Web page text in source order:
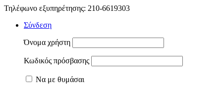
Τηλέφωνο εξυπηρέτησης: 210-6619303
Σύνδεση
Όνομα χρήστη
Κωδικός πρόσβασης
Να με θυμάσαι